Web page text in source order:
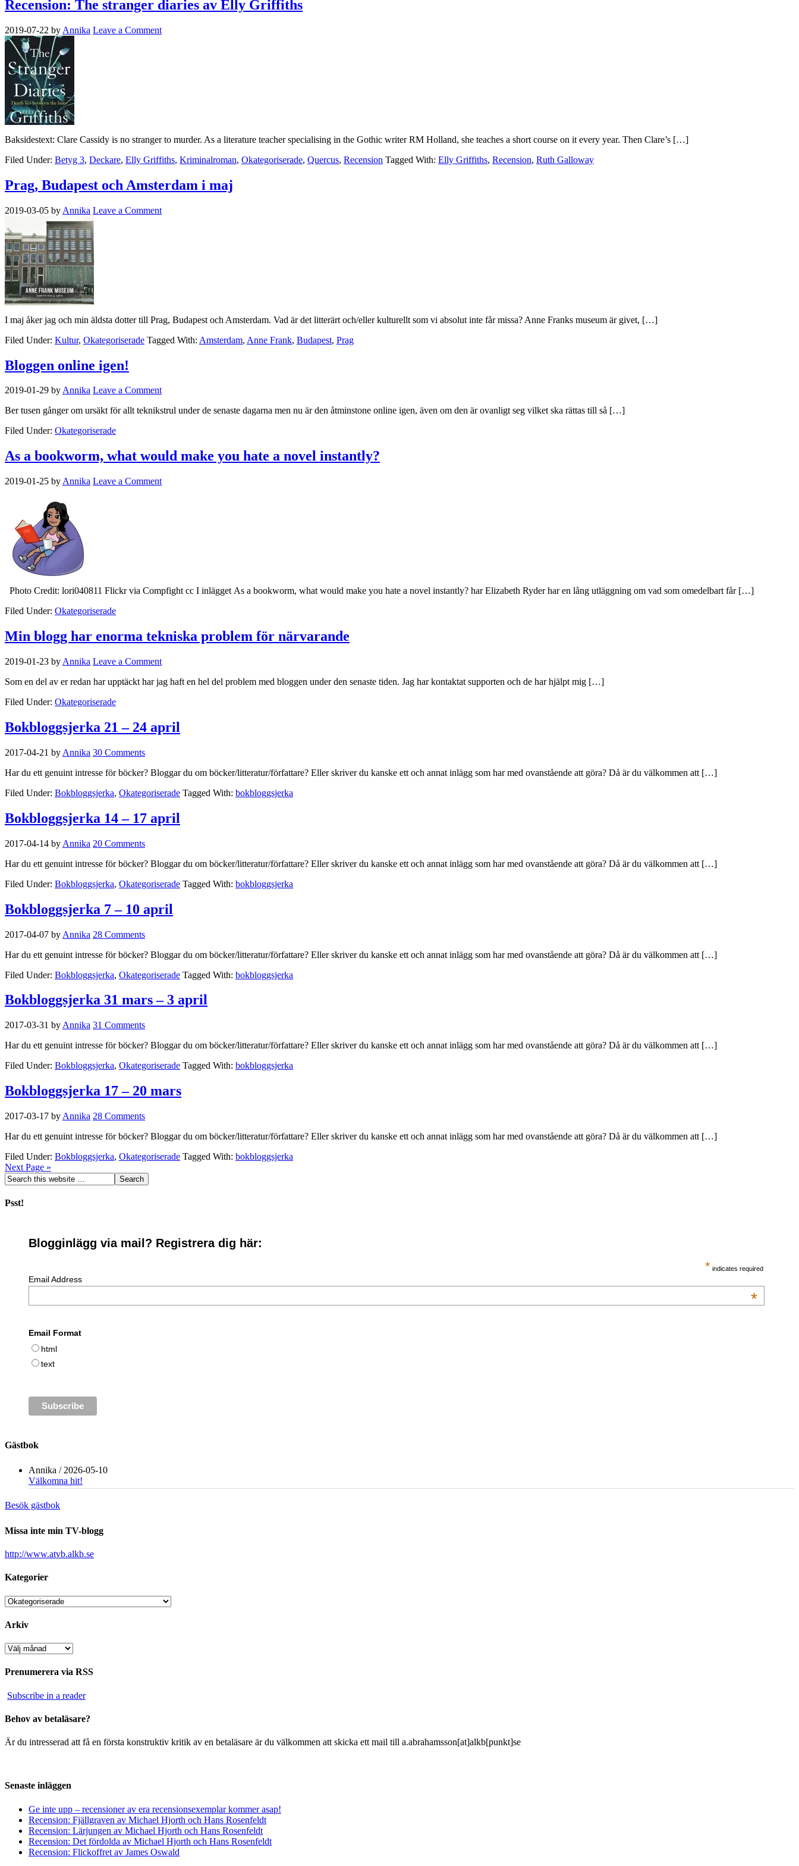
Recension: The stranger diaries av Elly Griffiths
2019-07-22 by Annika Leave a Comment
Baksidestext: Clare Cassidy is no stranger to murder. As a literature teacher specialising in the Gothic writer RM Holland, she teaches a short course on it every year. Then Clare’s […]
Filed Under: Betyg 3, Deckare, Elly Griffiths, Kriminalroman, Okategoriserade, Quercus, Recension Tagged With: Elly Griffiths, Recension, Ruth Galloway
Prag, Budapest och Amsterdam i maj
2019-03-05 by Annika Leave a Comment
I maj åker jag och min äldsta dotter till Prag, Budapest och Amsterdam. Vad är det litterärt och/eller kulturellt som vi absolut inte får missa? Anne Franks museum är givet, […]
Filed Under: Kultur, Okategoriserade Tagged With: Amsterdam, Anne Frank, Budapest, Prag
Bloggen online igen!
2019-01-29 byAnnika Leave a Comment
Ber tusen gånger om ursäkt för allt teknikstrul under de senaste dagarna men nu är den åtminstone online igen, även om den är ovanligt seg vilket ska rättas till så […]
Filed Under: Okategoriserade
As a bookworm, what would make you hate a novel instantly?
2019-01-25 by Annika Leave a Comment
Photo Credit: lori040811 Flickr via Compfight cc I inlägget As a bookworm, what would make you hate a novel instantly? har Elizabeth Ryder har en lång utläggning om vad som omedelbart får […]
Filed Under: Okategoriserade
Min blogg har enorma tekniska problem för närvarande
2019-01-23 by Annika Leave a Comment
Som en del av er redan har upptäckt har jag haft en hel del problem med bloggen under den senaste tiden. Jag har kontaktat supporten och de har hjälpt mig […]
Filed Under: Okategoriserade
Bokbloggsjerka 21 – 24 april
2017-04-21 by Annika 30 Comments
Har du ett genuint intresse för böcker? Bloggar du om böcker/litteratur/författare? Eller skriver du kanske ett och annat inlägg som har med ovanstående att göra? Då är du välkommen att […]
Filed Under: Bokbloggsjerka, Okategoriserade Tagged With: bokbloggsjerka
Bokbloggsjerka 14 – 17 april
2017-04-14 by Annika 20 Comments
Har du ett genuint intresse för böcker? Bloggar du om böcker/litteratur/författare? Eller skriver du kanske ett och annat inlägg som har med ovanstående att göra? Då är du välkommen att […]
Filed Under: Bokbloggsjerka, Okategoriserade Tagged With: bokbloggsjerka
Bokbloggsjerka 7 – 10 april
2017-04-07 by Annika 28 Comments
Har du ett genuint intresse för böcker? Bloggar du om böcker/litteratur/författare? Eller skriver du kanske ett och annat inlägg som har med ovanstående att göra? Då är du välkommen att […]
Filed Under: Bokbloggsjerka, Okategoriserade Tagged With: bokbloggsjerka
Bokbloggsjerka 31 mars – 3 april
2017-03-31 by Annika 31 Comments
Har du ett genuint intresse för böcker? Bloggar du om böcker/litteratur/författare? Eller skriver du kanske ett och annat inlägg som har med ovanstående att göra? Då är du välkommen att […]
Filed Under: Bokbloggsjerka, Okategoriserade Tagged With: bokbloggsjerka
Bokbloggsjerka 17 – 20 mars
2017-03-17 by Annika 28 Comments
Har du ett genuint intresse för böcker? Bloggar du om böcker/litteratur/författare? Eller skriver du kanske ett och annat inlägg som har med ovanstående att göra? Då är du välkommen att […]
Filed Under: Bokbloggsjerka, Okategoriserade Tagged With: bokbloggsjerka
Next Page »
Psst!
Blogginlägg via mail? Registrera dig här:
* indicates required
Email Address
*
Email Format
html
text
Gästbok
Annika /2026-05-10
Välkomna hit!
Besök gästbok
Missa inte min TV-blogg
http://www.atvb.alkb.se
Kategorier
Kategorier
Arkiv
Arkiv
Prenumerera via RSS
Subscribe in a reader
Behov av betaläsare?
Är du intresserad att få en första konstruktiv kritik av en betaläsare är du välkommen att skicka ett mail till a.abrahamsson[at]alkb[punkt]se
Senaste inläggen
Ge inte upp – recensioner av era recensionsexemplar kommer asap!
Recension: Fjällgraven av Michael Hjorth och Hans Rosenfeldt
Recension: Lärjungen av Michael Hjorth och Hans Rosenfeldt
Recension: Det fördolda av Michael Hjorth och Hans Rosenfeldt
Recension: Flickoffret av James Oswald